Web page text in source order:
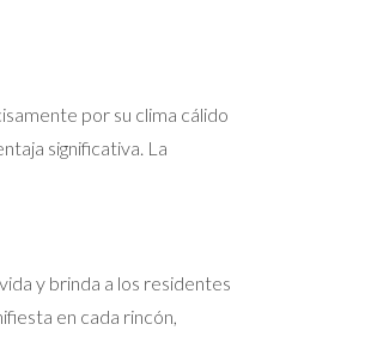
por su clima cálido
significativa. La
y brinda a los residentes
en cada rincón,